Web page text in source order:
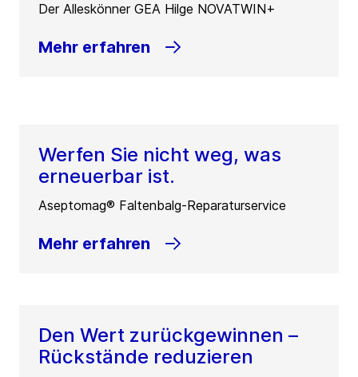
Der Alleskönner GEA Hilge NOVATWIN+
Mehr erfahren
Werfen Sie nicht weg, was
erneuerbar ist.
Aseptomag® Faltenbalg-Reparaturservice
Mehr erfahren
Den Wert zurückgewinnen –
Rückstände reduzieren